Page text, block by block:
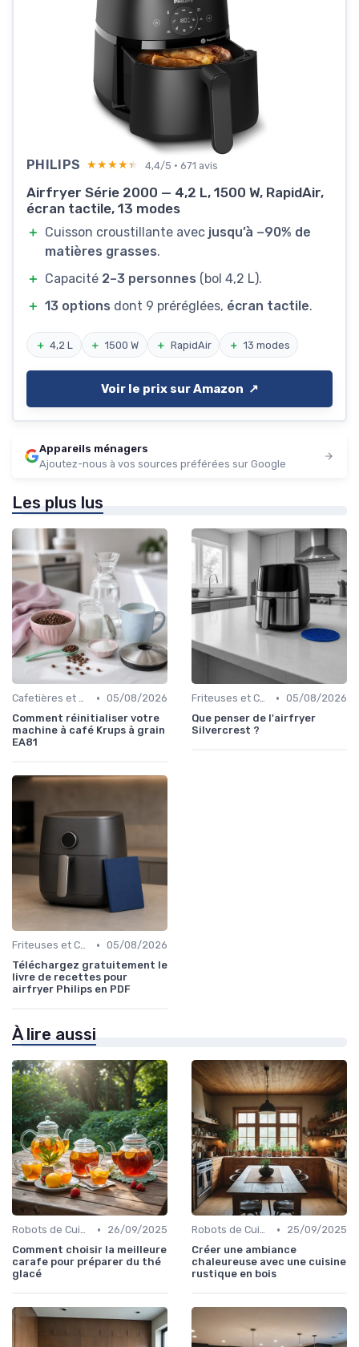
PHILIPS ★★★★★
★★★★★ 4,4/5 · 671 avis
Airfryer Série 2000 — 4,2 L, 1500 W, RapidAir,
écran tactile, 13 modes
＋ Cuisson croustillante avec jusqu’à −90% de
matières grasses.
＋ Capacité 2–3 personnes (bol 4,2 L).
＋ 13 options dont 9 préréglées, écran tactile.
＋ 4,2 L ＋ 1500 W ＋ RapidAir ＋ 13 modes
Voir le prix sur Amazon ↗️
Appareils ménagers
Ajoutez-nous à vos sources préférées sur Google
Les plus lus
Cafetières et Bouilloires • 05/08/2026
Comment réinitialiser votre
machine à café Krups à grain
EA81
Friteuses et Cuiseurs • 05/08/2026
Que penser de l'airfryer
Silvercrest ?
Friteuses et Cuiseurs • 05/08/2026
Téléchargez gratuitement le
livre de recettes pour
airfryer Philips en PDF
À lire aussi
Robots de Cuisine •
26/09/2025
Comment choisir la meilleure
carafe pour préparer du thé
glacé
Robots de Cuisine •
25/09/2025
Créer une ambiance
chaleureuse avec une cuisine
rustique en bois